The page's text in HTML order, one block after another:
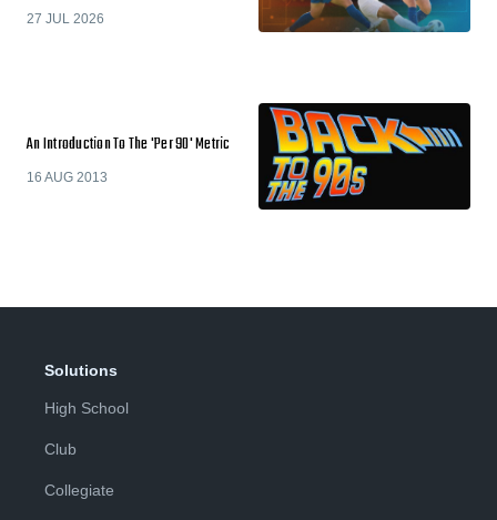
27 JUL 2026
An Introduction To The 'Per 90' Metric
16 AUG 2013
Solutions
High School
Club
Collegiate